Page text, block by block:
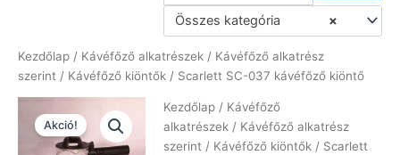
×
Összes kategória
Kezdőlap / Kávéfőző alkatrészek / Kávéfőző alkatrész
szerint / Kávéfőző kiöntők / Scarlett SC-037 kávéfőző kiöntő
Akció!
Kezdőlap / Kávéfőző
alkatrészek / Kávéfőző alkatrész
szerint / Kávéfőző kiöntők / Scarlett